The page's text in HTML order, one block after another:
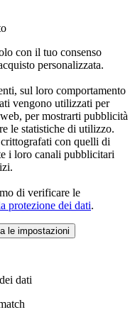
con il tuo consenso
personalizzata.
sul loro comportamento
vengono utilizzati per
per mostrarti pubblicità
le statistiche di utilizzo.
con quelli di
i loro canali pubblicitari
di verificare le
protezione dei dati.
le impostazioni
dati